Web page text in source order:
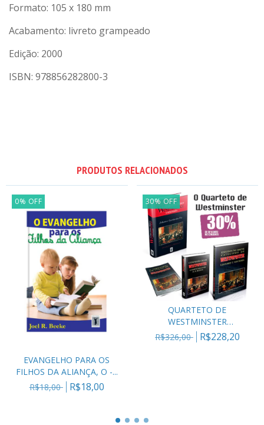
Formato: 105 x 180 mm
Acabamento: livreto grampeado
Edição: 2000
ISBN: 978856282800-3
PRODUTOS RELACIONADOS
0% OFF
EVANGELHO PARA OS
FILHOS DA ALIANÇA, O -...
R$18,00
R$18,00
30% OFF
QUARTETO DE
WESTMINSTER
***PROMOÇÃO***
R$326,00 R$228,20